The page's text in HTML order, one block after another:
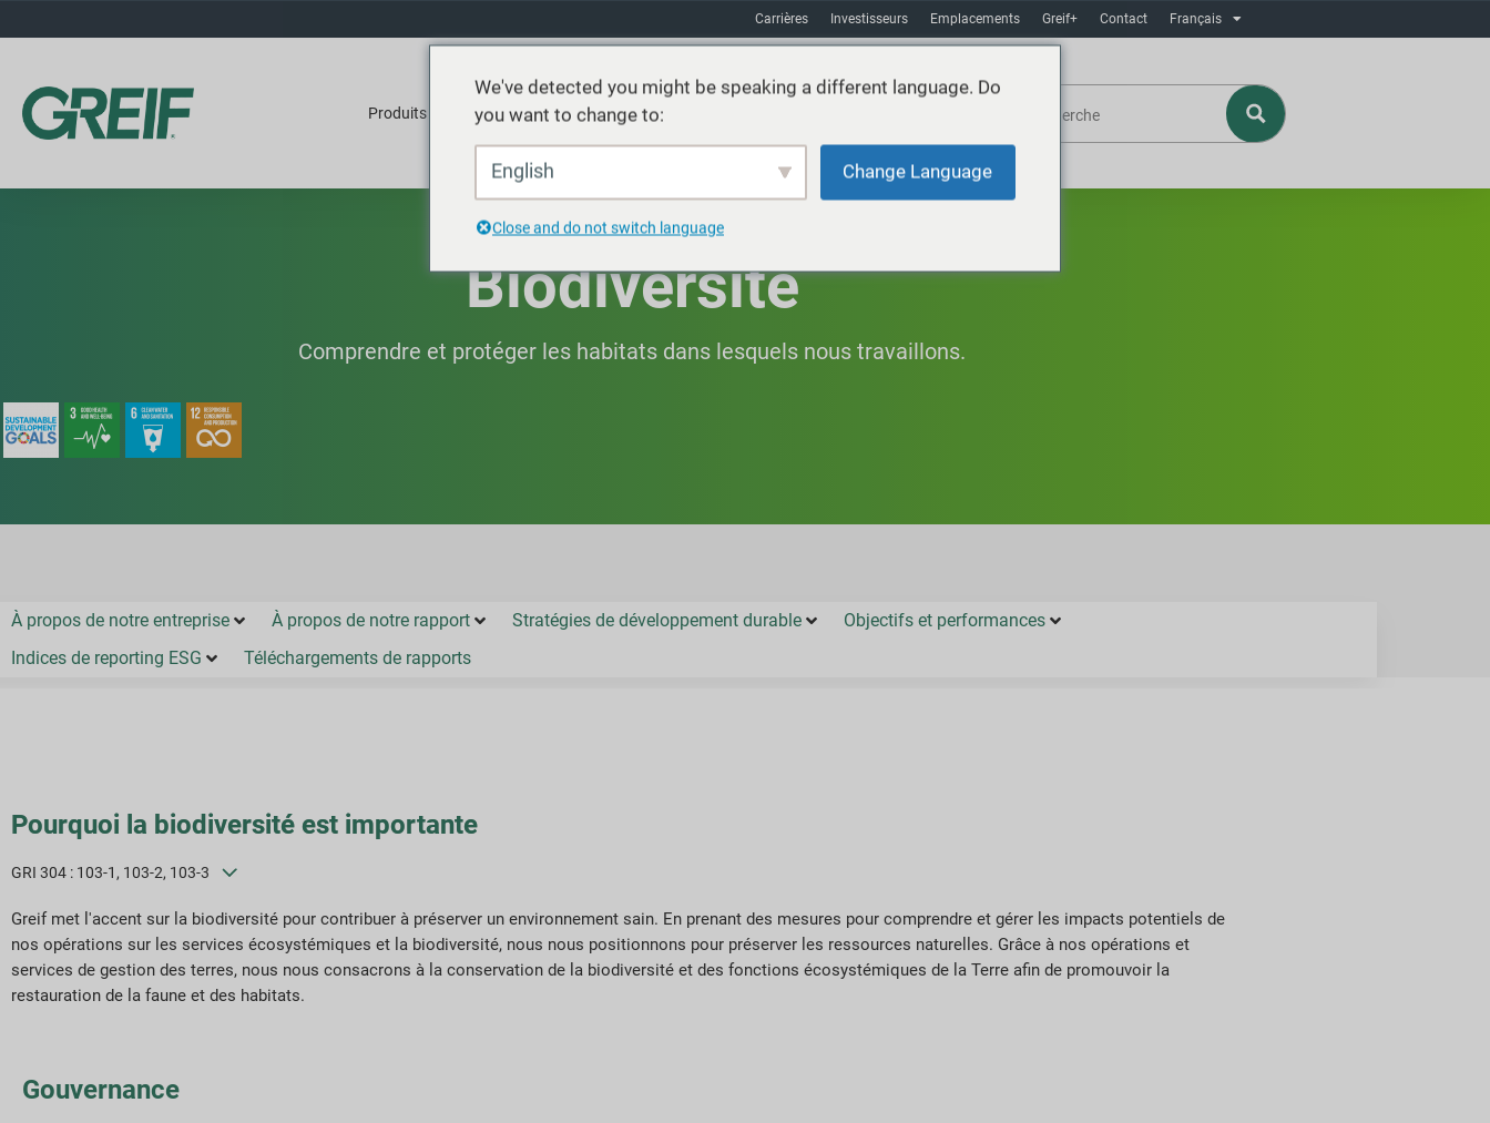
Carrières Investisseurs Emplacements Greif+ Contact Français
Produits Services Durabilité
Biodiversité
Comprendre et protéger les habitats dans lesquels nous travaillons.
À propos de notre entreprise À propos de notre rapport Stratégies de développement durable
Objectifs et performances
Indices de reporting ESG
Téléchargements de rapports
Pourquoi la biodiversité est importante
GRI 304 : 103-1, 103-2, 103-3
Greif met l'accent sur la biodiversité pour contribuer à préserver un environnement sain. En prenant des mesures pour comprendre et gérer les impacts potentiels de
nos opérations sur les services écosystémiques et la biodiversité, nous nous positionnons pour préserver les ressources naturelles. Grâce à nos opérations et
services de gestion des terres, nous nous consacrons à la conservation de la biodiversité et des fonctions écosystémiques de la Terre afin de promouvoir la
restauration de la faune et des habitats.
Gouvernance
We've detected you might be speaking a different language. Do
you want to change to:
English Change Language
Close and do not switch language